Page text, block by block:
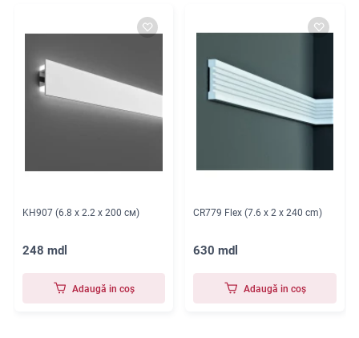
KH907 (6.8 x 2.2 x 200 см)
248 mdl
Adaugă in coş
CR779 Flex (7.6 x 2 x 240 cm)
630 mdl
Adaugă in coş